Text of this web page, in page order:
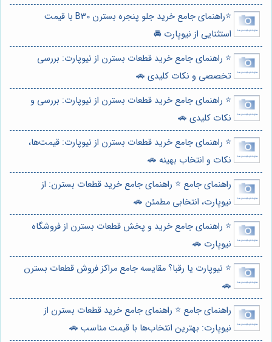
⭐️راهنمای جامع خرید جلو پنجره بسترن B30 با قیمت
استثنایی از نیوپارت 🚘
⭐️ راهنمای جامع خرید قطعات بسترن از نیوپارت: بررسی
تخصصی و نکات کلیدی 🚗
⭐️ راهنمای جامع خرید قطعات بسترن از نیوپارت: بررسی و
نکات کلیدی 🚗
⭐️ راهنمای جامع خرید قطعات بسترن از نیوپارت: قیمت‌ها،
نکات و انتخاب بهینه 🚗
راهنمای جامع ⭐️ راهنمای جامع خرید قطعات بسترن: از
نیوپارت، انتخابی مطمئن 🚗
⭐️ راهنمای جامع خرید و پخش قطعات بسترن از فروشگاه
نیوپارت 🚗
⭐️ نیوپارت یا رقبا؟ مقایسه جامع مراکز فروش قطعات بسترن
🚗
راهنمای جامع ⭐️ راهنمای جامع خرید قطعات بسترن از
نیوپارت: بهترین انتخاب‌ها با قیمت مناسب 🚗